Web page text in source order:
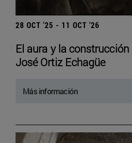
28 OCT '25 - 11 OCT '26
El aura y la
José Ortiz Echagüe
Más información